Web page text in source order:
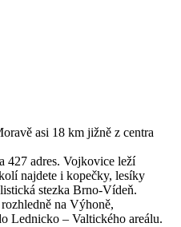
asi 18 km jižně z centra
427 adres. Vojkovice leží
najdete i kopečky, lesíky
stezka Brno-Vídeň.
na Výhoně,
Lednicko – Valtického areálu.